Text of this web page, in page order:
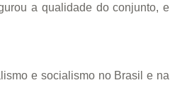
a qualidade do conjunto, e
e socialismo no Brasil e na